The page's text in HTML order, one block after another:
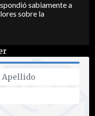
sabiamente a
sobre la